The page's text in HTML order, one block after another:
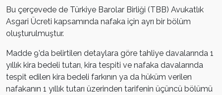
Bu çerçevede de Türkiye Barolar Birliği (TBB) Avukatlık
Asgari Ücreti kapsamında nafaka için ayrı bir bölüm
oluşturulmuştur.
Madde 9’da belirtilen detaylara göre tahliye davalarında 1
yıllık kira bedeli tutarı, kira tespiti ve nafaka davalarında
tespit edilen kira bedeli farkının ya da hüküm verilen
nafakanın 1 yıllık tutarı üzerinden tarifenin üçüncü bölümü